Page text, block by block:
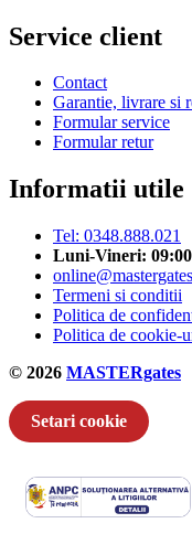
Service client
Contact
Garantie, livrare si
Formular service
Formular retur
Informatii utile
Tel: 0348.888.021
Luni-Vineri:
Termeni si conditii
Politica de
Politica de cookie-
© 2026 MASTERgates
Setari cookie